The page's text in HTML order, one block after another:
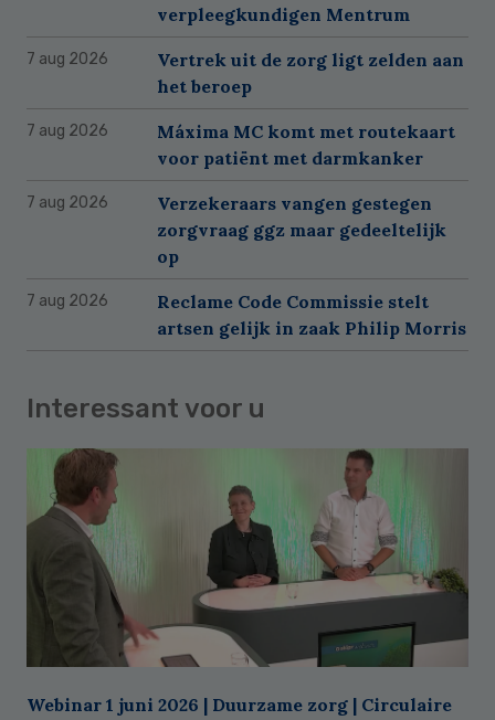
verpleegkundigen Mentrum
7 aug 2026
Vertrek uit de zorg ligt zelden aan
het beroep
7 aug 2026
Máxima MC komt met routekaart
voor patiënt met darmkanker
7 aug 2026
Verzekeraars vangen gestegen
zorgvraag ggz maar gedeeltelijk
op
7 aug 2026
Reclame Code Commissie stelt
artsen gelijk in zaak Philip Morris
Interessant voor u
Webinar 1 juni 2026 | Duurzame zorg | Circulaire